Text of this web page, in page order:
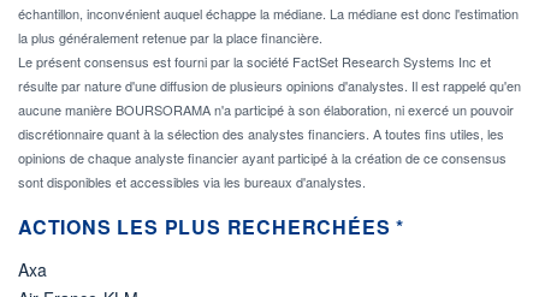
échantillon, inconvénient auquel échappe la médiane. La médiane est donc l'estimation
la plus généralement retenue par la place financière.
Le présent consensus est fourni par la société FactSet Research Systems Inc et
résulte par nature d'une diffusion de plusieurs opinions d'analystes. Il est rappelé qu'en
aucune manière BOURSORAMA n'a participé à son élaboration, ni exercé un pouvoir
discrétionnaire quant à la sélection des analystes financiers. A toutes fins utiles, les
opinions de chaque analyste financier ayant participé à la création de ce consensus
sont disponibles et accessibles via les bureaux d'analystes.
ACTIONS LES PLUS RECHERCHÉES *
Axa